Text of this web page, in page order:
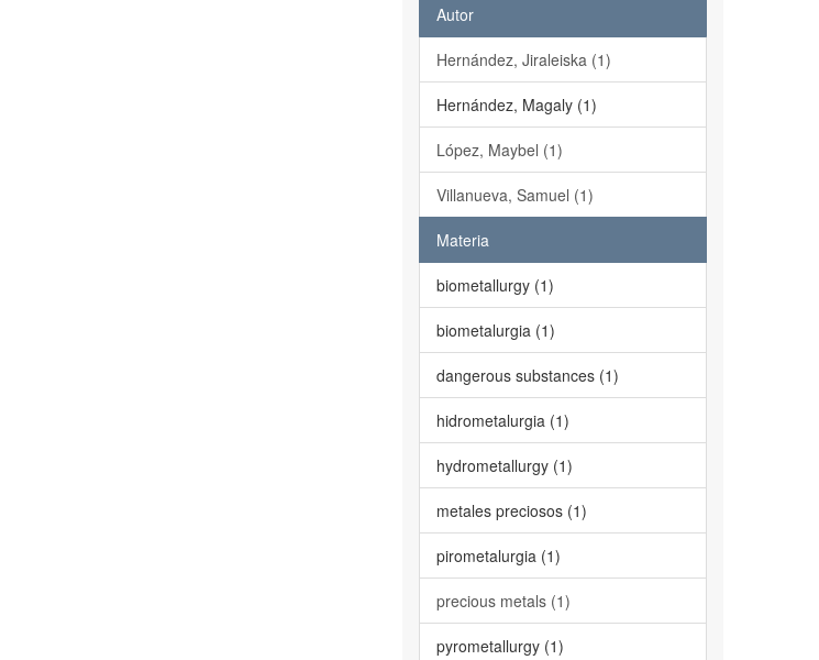
Autor
Hernández, Jiraleiska (1)
Hernández, Magaly (1)
López, Maybel (1)
Villanueva, Samuel (1)
Materia
biometallurgy (1)
biometalurgia (1)
dangerous substances (1)
hidrometalurgia (1)
hydrometallurgy (1)
metales preciosos (1)
pirometalurgia (1)
precious metals (1)
pyrometallurgy (1)